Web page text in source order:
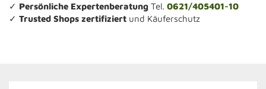
✓ Persönliche Expertenberatung Tel. 0621/405401-10
✓ Trusted Shops zertifiziert und Käuferschutz